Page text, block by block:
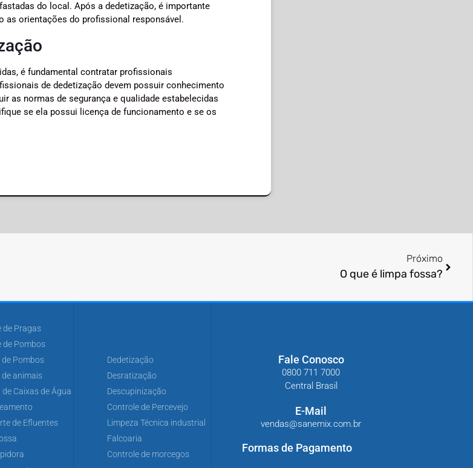
do local. Após a dedetização, é importante
as orientações do profissional responsável.
é fundamental contratar profissionais
de dedetização devem possuir conhecimento
as normas de segurança e qualidade estabelecidas
se ela possui licença de funcionamento e se os
Próximo
O que é limpa fossa?
de Pragas
de Pombos
Pombos
animais
de Caixas de Água
de Efluentes
Dedetização
Desratização
Descupinização
Controle de Percevejo
Limpeza Técnica industrial
Falcoaria
Controle de morcegos
Fale Conosco
0800 711 7000
Central Brasil
E-Mail
vendas@sanemix.com.br
Formas de Pagamento